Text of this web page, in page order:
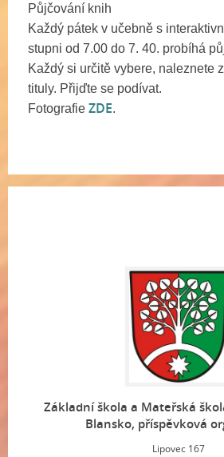
Půjčování knih
Každý pátek v učebně s
stupni od 7.00 do 7. 40. probíhá
Každý si určitě vybere, naleznete
tituly. Přijďte se podívat.
Fotografie ZDE.
Základní škola a Mateřská
Blansko, příspěvková
Lipovec 167